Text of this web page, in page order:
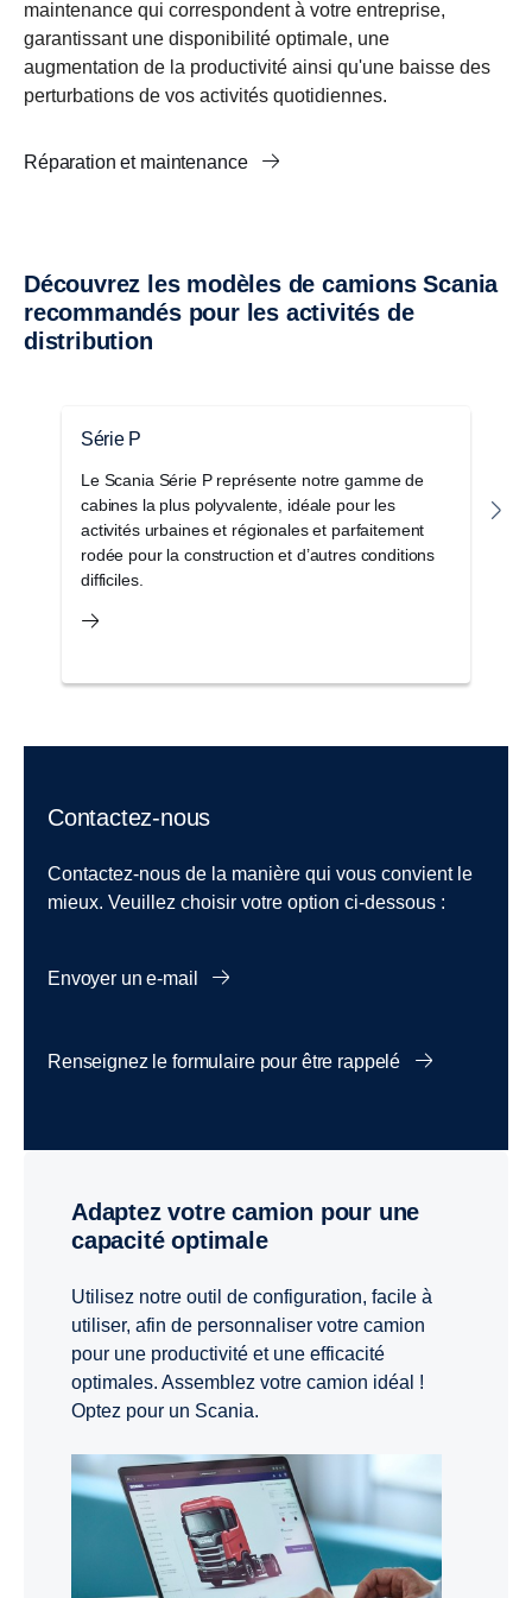
maintenance qui correspondent à votre entreprise,
garantissant une disponibilité optimale, une
augmentation de la productivité ainsi qu'une baisse des
perturbations de vos activités quotidiennes.
Réparation et maintenance
Découvrez les modèles de camions Scania
recommandés pour les activités de
distribution
Série P
Le Scania Série P représente notre gamme de
cabines la plus polyvalente, idéale pour les
activités urbaines et régionales et parfaitement
rodée pour la construction et d’autres conditions
difficiles.
Contactez-nous
Contactez-nous de la manière qui vous convient le
mieux. Veuillez choisir votre option ci-dessous :
Envoyer un e-mail
Renseignez le formulaire pour être rappelé
Adaptez votre camion pour une
capacité optimale
Utilisez notre outil de configuration, facile à
utiliser, afin de personnaliser votre camion
pour une productivité et une efficacité
optimales. Assemblez votre camion idéal !
Optez pour un Scania.